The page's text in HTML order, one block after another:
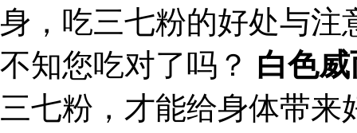
身，吃三七粉的好处与注
不知您吃对了吗？ 白色
三七粉，才能给身体带